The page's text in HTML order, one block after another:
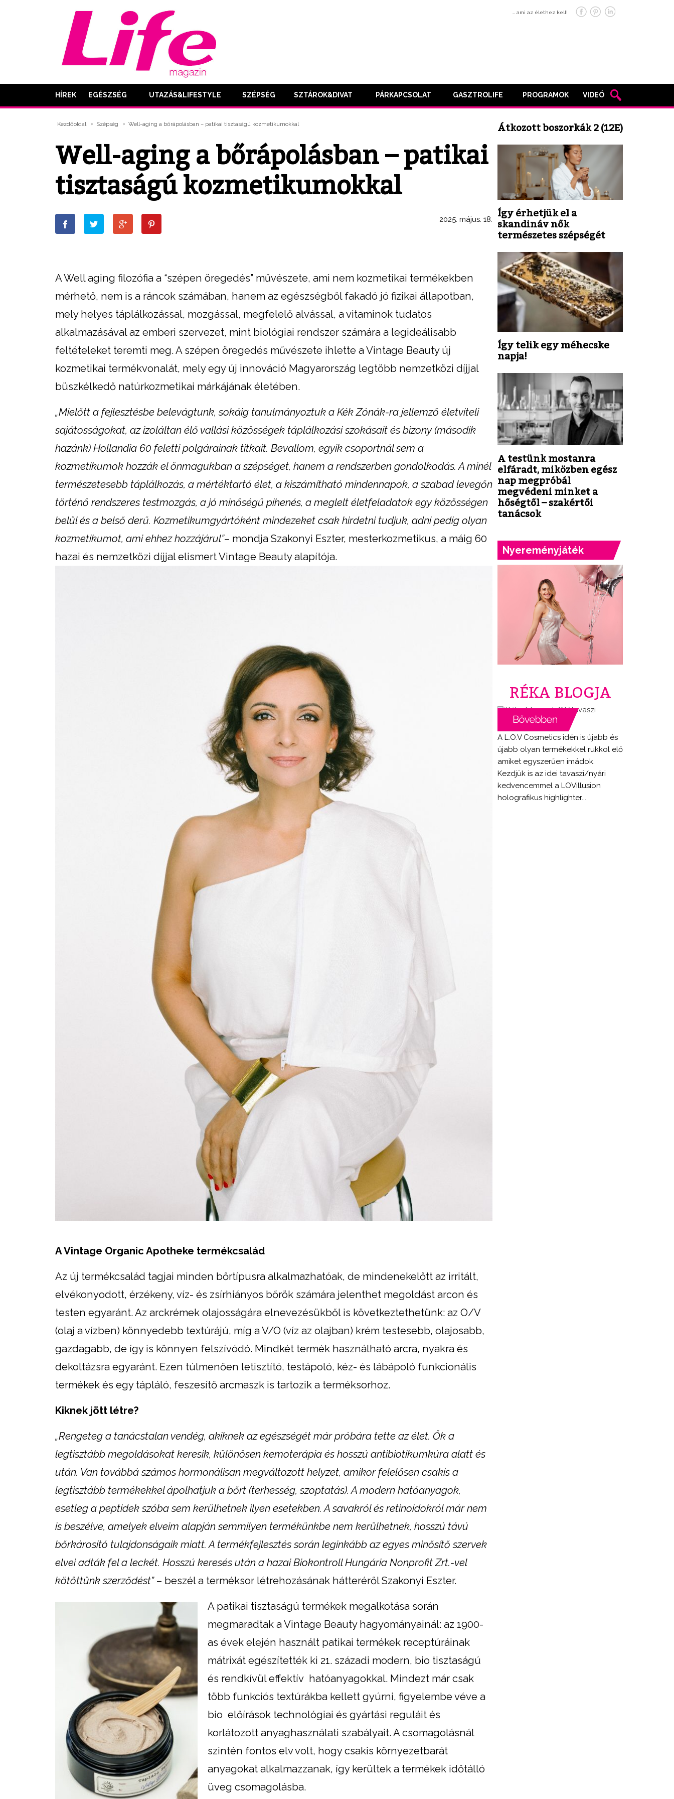
… ami az élethez kell!
HÍREK EGÉSZSÉG UTAZÁS&LIFESTYLE SZÉPSÉG SZTÁROK&DIVAT PÁRKAPCSOLAT GASZTROLIFE PROGRAMOK VIDEÓ
Kezdőoldal Szépség Well-aging a bőrápolásban – patikai tisztaságú kozmetikumokkal
Well-aging a bőrápolásban – patikai
tisztaságú kozmetikumokkal
2025. május. 18.
A Well aging filozófia a “szépen öregedés” művészete, ami nem kozmetikai termékekben
mérhető, nem is a ráncok számában, hanem az egészségből fakadó jó fizikai állapotban,
mely helyes táplálkozással, mozgással, megfelelő alvással, a vitaminok tudatos
alkalmazásával az emberi szervezet, mint biológiai rendszer számára a legideálisabb
feltételeket teremti meg. A szépen öregedés művészete ihlette a Vintage Beauty új
kozmetikai termékvonalát, mely egy új innováció Magyarország legtöbb nemzetközi díjjal
büszkélkedő natúrkozmetikai márkájának életében.
„Mielőtt a fejlesztésbe belevágtunk, sokáig tanulmányoztuk a Kék Zónák-ra jellemző életviteli
sajátosságokat, az izoláltan élő vallási közösségek táplálkozási szokásait és bizony (második
hazánk) Hollandia 60 feletti polgárainak titkait. Bevallom, egyik csoportnál sem a
kozmetikumok hozzák el önmagukban a szépséget, hanem a rendszerben gondolkodás. A minél
természetesebb táplálkozás, a mértéktartó élet, a kiszámítható mindennapok, a szabad levegőn
történő rendszeres testmozgás, a jó minőségű pihenés, a meglelt életfeladatok egy közösségen
belül és a belső derű. Kozmetikumgyártóként mindezeket csak hirdetni tudjuk, adni pedig olyan
kozmetikumot, ami ehhez hozzájárul”– mondja Szakonyi Eszter, mesterkozmetikus, a máig 60
hazai és nemzetközi díjjal elismert Vintage Beauty alapítója.
A Vintage Organic Apotheke termékcsalád
Az új termékcsalád tagjai minden bőrtípusra alkalmazhatóak, de mindenekelőtt az irritált,
elvékonyodott, érzékeny, víz- és zsírhiányos bőrök számára jelenthet megoldást arcon és
testen egyaránt. Az arckrémek olajosságára elnevezésükből is következtethetünk: az O/V
(olaj a vízben) könnyedebb textúrájú, míg a V/O (víz az olajban) krém testesebb, olajosabb,
gazdagabb, de így is könnyen felszívódó. Mindkét termék használható arcra, nyakra és
dekoltázsra egyaránt. Ezen túlmenően letisztító, testápoló, kéz- és lábápoló funkcionális
termékek és egy tápláló, feszesítő arcmaszk is tartozik a terméksorhoz.
Kiknek jött létre?
„Rengeteg a tanácstalan vendég, akiknek az egészségét már próbára tette az élet. Ők a
legtisztább megoldásokat keresik, különösen kemoterápia és hosszú antibiotikumkúra alatt és
után. Van továbbá számos hormonálisan megváltozott helyzet, amikor felelősen csakis a
legtisztább termékekkel ápolhatjuk a bőrt (terhesség, szoptatás). A modern hatóanyagok,
esetleg a peptidek szóba sem kerülhetnek ilyen esetekben. A savakról és retinoidokról már nem
is beszélve, amelyek elveim alapján semmilyen termékünkbe nem kerülhetnek, hosszú távú
bőrkárosító tulajdonságaik miatt. A termékfejlesztés során leginkább az egyes minősítő szervek
elvei adták fel a leckét. Hosszú keresés után a hazai Biokontroll Hungária Nonprofit Zrt.-vel
kötöttünk szerződést”– beszél a terméksor létrehozásának hátteréről Szakonyi Eszter.
A patikai tisztaságú termékek megalkotása során
megmaradtak a Vintage Beauty hagyományainál: az 1900-
as évek elején használt patikai termékek receptúráinak
mátrixát egészítették ki 21. századi modern, bio tisztaságú
és rendkívül effektív hatóanyagokkal. Mindezt már csak
több funkciós textúrákba kellett gyúrni, figyelembe véve a
bio előírások technológiai és gyártási reguláit és
korlátozott anyaghasználati szabályait. A csomagolásnál
szintén fontos elv volt, hogy csakis környezetbarát
anyagokat alkalmazzanak, így kerültek a termékek időtálló
üveg csomagolásba.
Átkozott boszorkák 2 (12E)
Így érhetjük el a
skandináv nők
természetes szépségét
Így telik egy méhecske
napja!
A testünk mostanra
elfáradt, miközben egész
nap megpróbál
megvédeni minket a
hőségtől – szakértői
tanácsok
Nyereményjáték
RÉKA BLOGJA
A L.O.V Cosmetics idén is újabb és
újabb olyan termékekkel rukkol elő
amiket egyszerűen imádok.
Kezdjük is az idei tavaszi/nyári
kedvencemmel a LOVillusion
holografikus highlighter...